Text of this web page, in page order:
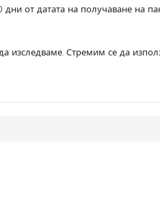
от датата на получаване на
Стремим се да